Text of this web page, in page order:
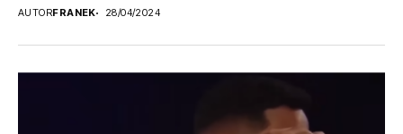
AUTORFRANEK 28/04/2024